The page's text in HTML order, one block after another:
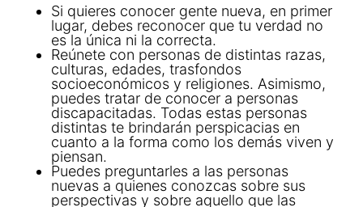
Si quieres conocer gente nueva, en primer
lugar, debes reconocer que tu verdad no
es la única ni la correcta.
Reúnete con personas de distintas razas,
culturas, edades, trasfondos
socioeconómicos y religiones. Asimismo,
puedes tratar de conocer a personas
discapacitadas. Todas estas personas
distintas te brindarán perspicacias en
cuanto a la forma como los demás viven y
piensan.
Puedes preguntarles a las personas
nuevas a quienes conozcas sobre sus
perspectivas y sobre aquello que las